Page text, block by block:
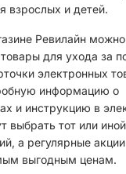
взрослых и детей.
Ревилайн можно
для ухода за
электронных
информацию о
и инструкцию в
выбрать тот или
а регулярные
выгодным ценам.